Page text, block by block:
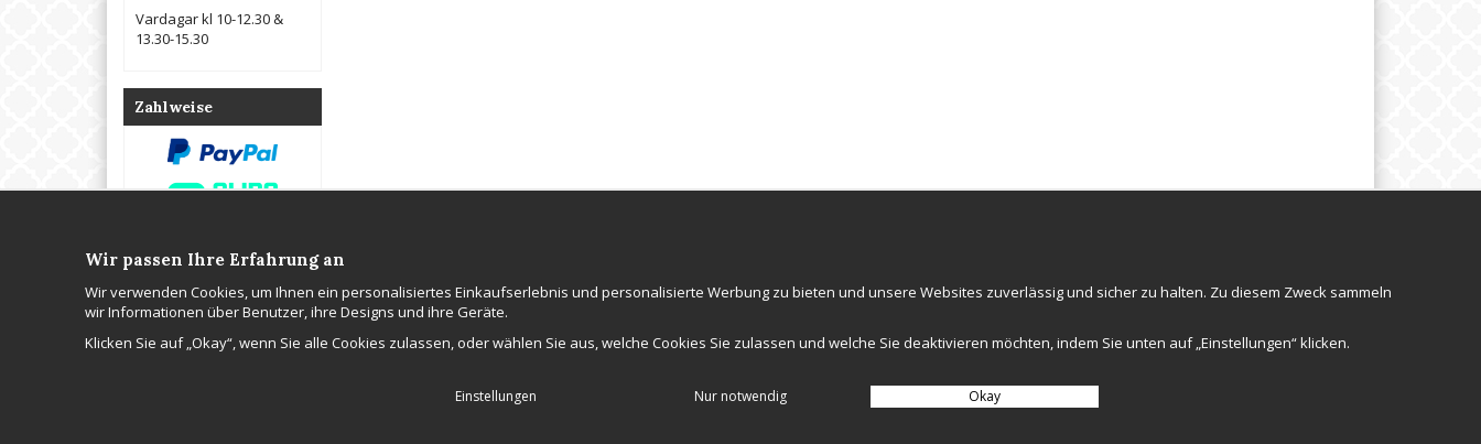
Vardagar kl 10-12.30 &
13.30-15.30
Zahlweise
Kontakta oss
WGR Data AB
Tel: 0000-000000
E-post:
info@skateparadice.se.wikinggruppen.info
Anmelden
Hos Wikinggruppen får du en komplett e-handelslösning med en sökmotorvänlig
webbutik, professionell och unik design enligt dina önskemål samt även
webbhotellplats, e-post, statistik mm..
Wir passen Ihre Erfahrung an
Wir verwenden Cookies, um Ihnen ein personalisiertes Einkaufserlebnis und personalisierte Werbung zu bieten und unsere Websites zuverlässig und sicher zu halten. Zu diesem Zweck sammeln
wir Informationen über Benutzer, ihre Designs und ihre Geräte.
Klicken Sie auf „Okay“, wenn Sie alle Cookies zulassen, oder wählen Sie aus, welche Cookies Sie zulassen und welche Sie deaktivieren möchten, indem Sie unten auf „Einstellungen“ klicken.
Einstellungen Nur notwendig Okay